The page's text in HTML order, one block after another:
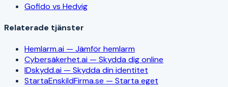
Gofido vs Hedvig
Relaterade tjänster
Hemlarm.ai — Jämför hemlarm
Cybersäkerhet.ai — Skydda dig online
IDskydd.ai — Skydda din identitet
StartaEnskildFirma.se — Starta eget